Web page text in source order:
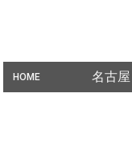
HOME 名古屋